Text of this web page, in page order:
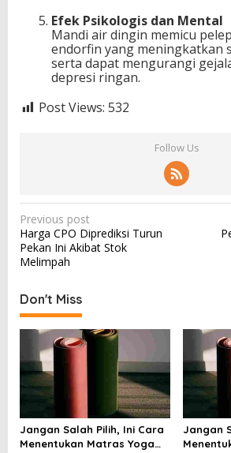
Efek Psikologis dan Mental
Mandi air dingin memicu
endorfin yang meningkatkan
serta dapat mengurangi
depresi ringan.
Post Views: 532
Follow Us
P
o
s
n
a
i
g
a
t
Previous post
Harga CPO Diprediksi Turun
Pekan Ini Akibat Stok
Melimpah
Don't Miss
Jangan Salah Pilih, Ini Cara
Menentukan Matras Yoga
Jangan